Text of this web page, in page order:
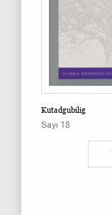
Kutadgubilig
Sayı 18